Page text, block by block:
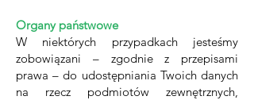
Organy państwowe
W niektórych przypadkach jesteśmy
zobowiązani – zgodnie z przepisami
prawa – do udostępniania Twoich danych
na rzecz podmiotów zewnętrznych,